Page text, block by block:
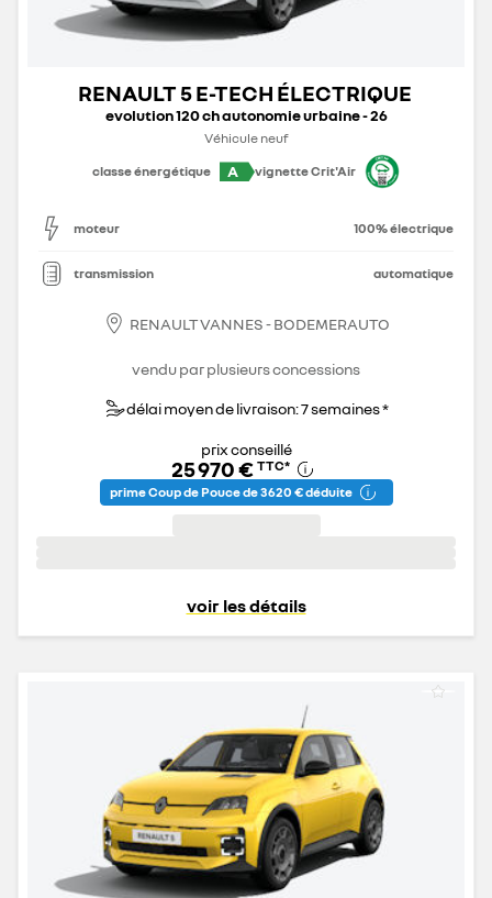
RENAULT 5 E-TECH ÉLECTRIQUE
evolution 120 ch autonomie urbaine - 26
Véhicule neuf
classe énergétique
A vignette Crit'Air
moteur 100% électrique
transmission automatique
RENAULT VANNES - BODEMERAUTO
vendu par plusieurs concessions
délai moyen de livraison: 7 semaines *
prix conseillé
25 970 € TTC*
prime Coup de Pouce de 3 620 € déduite
voir les détails